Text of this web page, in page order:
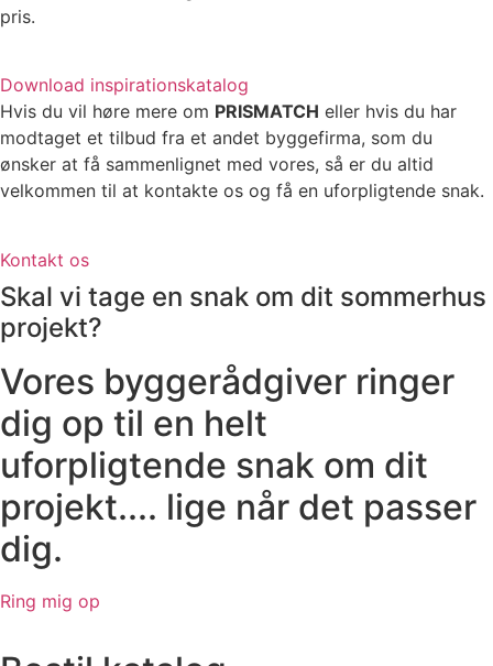
pris.
Download inspirationskatalog
Hvis du vil høre mere om PRISMATCH eller hvis du har
modtaget et tilbud fra et andet byggefirma, som du
ønsker at få sammenlignet med vores, så er du altid
velkommen til at kontakte os og få en uforpligtende snak.
Kontakt os
Skal vi tage en snak om dit sommerhus
projekt?
Vores byggerådgiver ringer
dig op til en helt
uforpligtende snak om dit
projekt.... lige når det passer
dig.
Ring mig op